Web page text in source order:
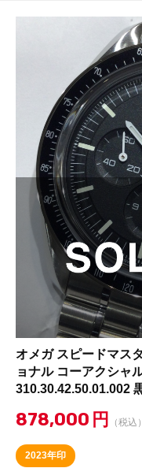
オメガ スピードマス
ョナル コーアクシャ
310.30.42.50.01.002
878,000 円 （税込）
2023年印